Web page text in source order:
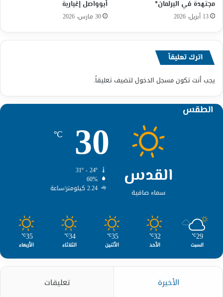
مجتهدة في البرلمان*
13 أبريل، 2026
أبوواصل إغبارية
30 مارس، 2026
اترك تعليقاً
يجب أنت تكونمسجل الدخول لتضيف تعليقاً.
الطقس
القدس
سماء صافية
30
℃
60%
2.24 كيلومتر/ساعة
29
℃
السبت
32
℃
الأحد
35
℃
الأثنين
34
℃
الثلاثاء
35
℃
الأربعاء
الأخيرة تعليقات